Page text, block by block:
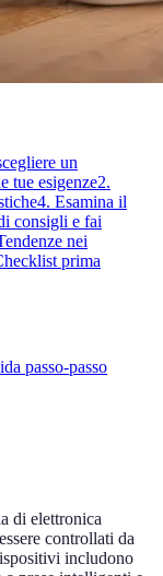
un
tue esigenze2.
4. Esamina il
consigli e fai
nei
prima
passo-passo
di elettronica
controllati da
includono